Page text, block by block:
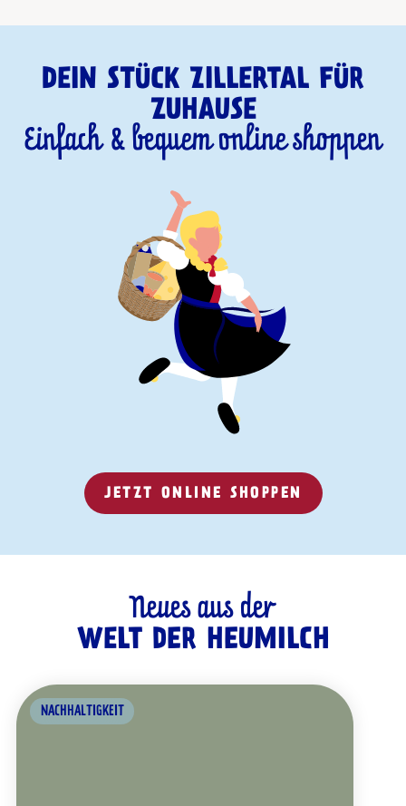
DEIN STÜCK ZILLERTAL FÜR
ZUHAUSE
Einfach & bequem online shoppen
JETZT ONLINE SHOPPEN
Neues aus der
WELT DER HEUMILCH
NACHHALTIGKEIT